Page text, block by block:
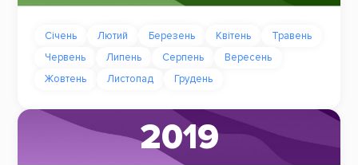
Січень Лютий Березень Квітень
Травень
Червень
Липень Серпень
Вересень
Жовтень
Листопад Грудень
2019